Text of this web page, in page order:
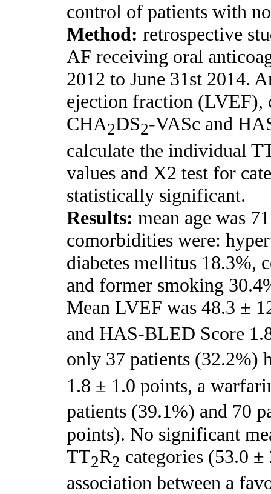
control of patients with
Method: retrospective
AF receiving oral
2012 to June 31st 2014.
ejection fraction (LVEF),
CHA2DS2-VASc and
calculate the individual
values and X2 test for
statistically significant.
Results: mean age was
comorbidities were:
diabetes mellitus 18.3%,
and former smoking
Mean LVEF was 48.3 ±
and HAS-BLED Score
only 37 patients (32.2%)
1.8 ± 1.0 points, a
patients (39.1%) and 70
points). No significant
TT2R2 categories (53.0
association between a